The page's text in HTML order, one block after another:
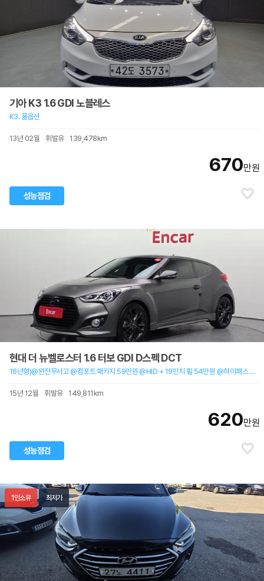
기아 K3 1.6 GDI 노블레스
K3. 풀옵션
13년 02월 휘발유 139,478km
성능점검
670만원
현대 더 뉴벨로스터 1.6 터보 GDI D스펙 DCT
16년형)@완전무사고 @컴포트 패키지 59만원 @HID + 19인치 휠 54만원 @하이패스 25만원
15년 12월 휘발유 149,811km
성능점검
620만원
1인소유 최저가